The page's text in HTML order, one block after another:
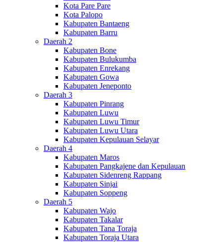
Kota Pare Pare
Kota Palopo
Kabupaten Bantaeng
Kabupaten Barru
Daerah 2
Kabupaten Bone
Kabupaten Bulukumba
Kabupaten Enrekang
Kabupaten Gowa
Kabupaten Jeneponto
Daerah 3
Kabupaten Pinrang
Kabupaten Luwu
Kabupaten Luwu Timur
Kabupaten Luwu Utara
Kabupaten Kepulauan Selayar
Daerah 4
Kabupaten Maros
Kabupaten Pangkajene dan Kepulauan
Kabupaten Sidenreng Rappang
Kabupaten Sinjai
Kabupaten Soppeng
Daerah 5
Kabupaten Wajo
Kabupaten Takalar
Kabupaten Tana Toraja
Kabupaten Toraja Utara